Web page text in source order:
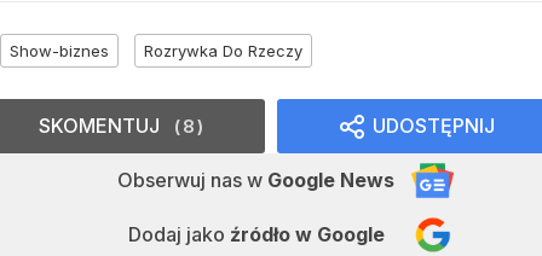
Show-biznes Rozrywka Do Rzeczy
UDOSTĘPNIJ
Obserwuj nas w Google News
Dodaj jako źródło w Google
SKOMENTUJ 8